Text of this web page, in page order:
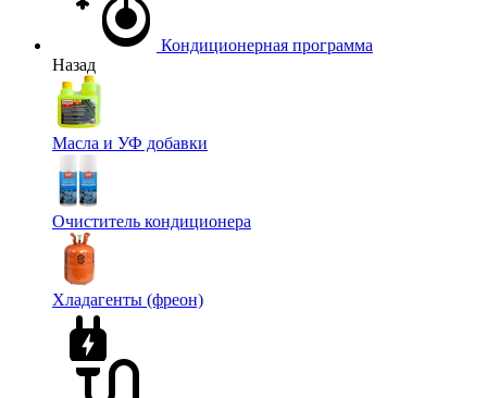
Кондиционерная программа
Назад
Масла и УФ добавки
Очиститель кондиционера
Хладагенты (фреон)